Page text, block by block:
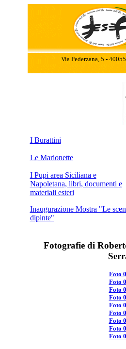
Via Pederzana, 5 -
I Burattini
Le Marionette
I Pupi area Siciliana e
Napoletana, libri, documenti e
materiali esteri
Inaugurazione Mostra "Le
dipinte"
Fotografie di
Foto
Foto
Foto
Foto
Foto
Foto
Foto
Foto
Foto